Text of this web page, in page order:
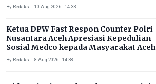
By Redaksi . 10 Aug 2026 - 14:33
Ketua DPW Fast Respon Counter Polri
Nusantara Aceh Apresiasi Kepedulian
Sosial Medco kepada Masyarakat Aceh
Timur
By Redaksi . 8 Aug 2026 - 14:38